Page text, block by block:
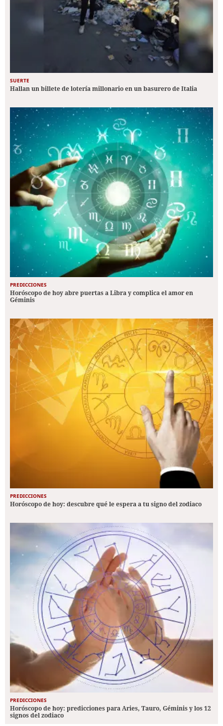
SUERTE
Hallan un billete de lotería millonario en un basurero de Italia
PREDICCIONES
Horóscopo de hoy abre puertas a Libra y complica el amor en
Géminis
PREDICCIONES
Horóscopo de hoy: descubre qué le espera a tu signo del zodiaco
PREDICCIONES
Horóscopo de hoy: predicciones para Aries, Tauro, Géminis y los 12
signos del zodiaco